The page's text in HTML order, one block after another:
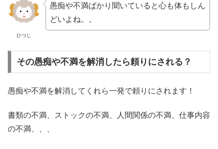
ひつじ
愚痴や不満ばかり聞いていると心も体もしん
どいよね。。
その愚痴や不満を解消したら頼りにされる？
愚痴や不満を解消してくれら一発で頼りにされます！
書類の不満、ストックの不満、人間関係の不満、仕事内容
の不満、、、